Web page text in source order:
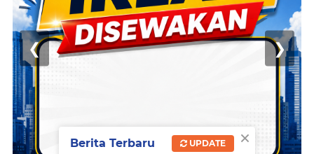
❮ ❯
×
Berita Terbaru UPDATE